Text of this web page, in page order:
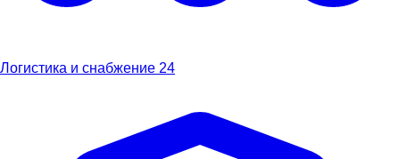
Логистика и снабжение 24